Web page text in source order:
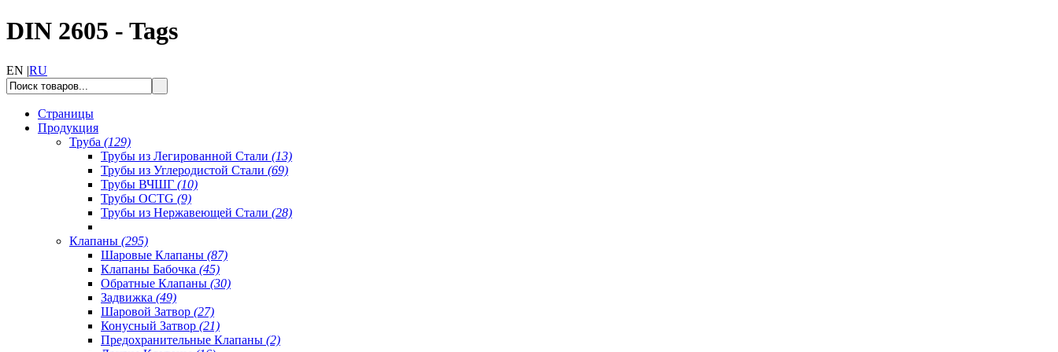
DIN 2605 - Tags
EN |RU
Страницы
Продукция
Труба (129)
Трубы из Легированной Стали (13)
Трубы из Углеродистой Стали (69)
Трубы ВЧШГ (10)
Трубы OCTG (9)
Трубы из Нержавеющей Стали (28)
Клапаны (295)
Шаровые Клапаны (87)
Клапаны Бабочка (45)
Обратные Клапаны (30)
Задвижка (49)
Шаровой Затвор (27)
Конусный Затвор (21)
Предохранительные Клапаны (2)